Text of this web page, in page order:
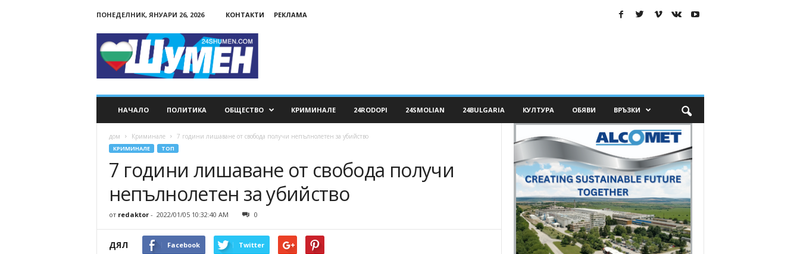
ПОНЕДЕЛНИК, ЯНУАРИ 26, 2026 КОНТАКТИ РЕКЛАМА
НАЧАЛО ПОЛИТИКА ОБЩЕСТВО КРИМИНАЛЕ 24RODOPI 24SMOLIAN 24BULGARIA КУЛТУРА ОБЯВИ ВРЪЗКИ
дом Криминале 7 години лишаване от свобода получи непълнолетен за убийство
КРИМИНАЛЕ ТОП
7 години лишаване от свобода получи
непълнолетен за убийство
от redaktor- 2022/01/05 10:32:40 AM 0
ДЯЛ Facebook Twitter